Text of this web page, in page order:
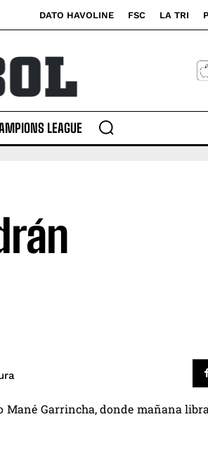
DATO HAVOLINE FSC LA TRI
LEAGUE
Mané Garrincha, donde mañana